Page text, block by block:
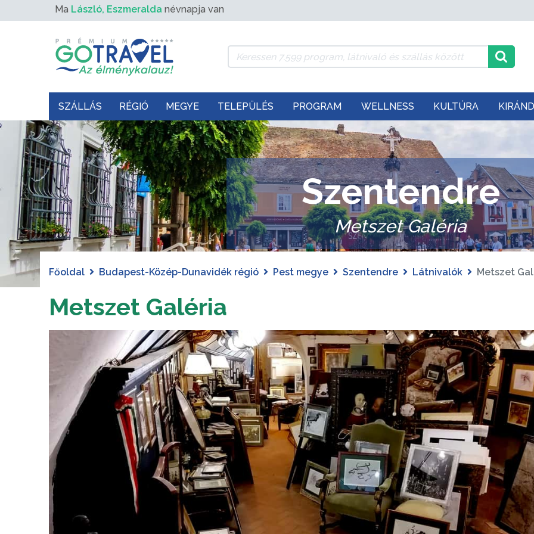
Ma László, Eszmeralda névnapja van
SZÁLLÁS RÉGIÓ MEGYE TELEPÜLÉS PROGRAM WELLNESS KULTÚRA
Szentendre
Metszet Galéria
Főoldal Budapest-Közép-Dunavidék régió Pest megye Szentendre Látnivalók Metszet
Metszet Galéria